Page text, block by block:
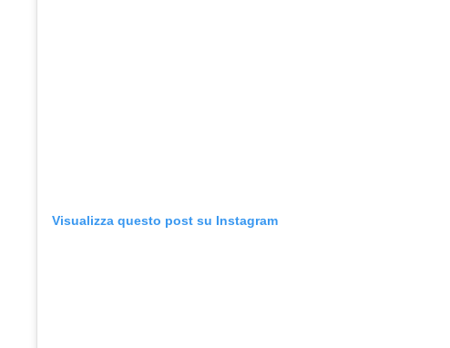
Visualizza questo post su Instagram